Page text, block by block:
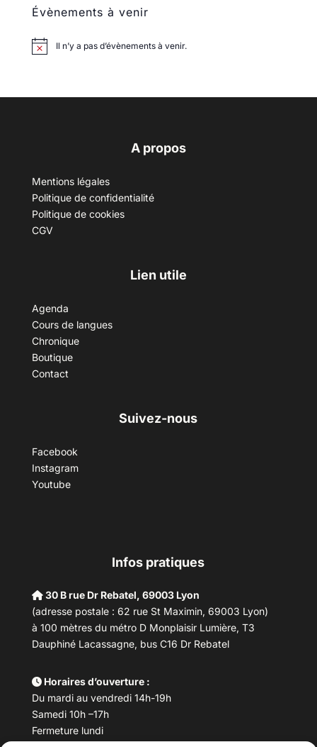
Évènements à venir
Il n’y a pas d’évènements à venir.
A propos
Mentions légales
Politique de confidentialité
Politique de cookies
CGV
Lien utile
Agenda
Cours de langues
Chronique
Boutique
Contact
Suivez-nous
Facebook
Instagram
Youtube
Infos pratiques
30 B rue Dr Rebatel, 69003 Lyon
(adresse postale : 62 rue St Maximin, 69003 Lyon)
à 100 mètres du métro D Monplaisir Lumière, T3
Dauphiné Lacassagne, bus C16 Dr Rebatel
Horaires d’ouverture :
Du mardi au vendredi 14h-19h
Samedi 10h –17h
Fermeture lundi